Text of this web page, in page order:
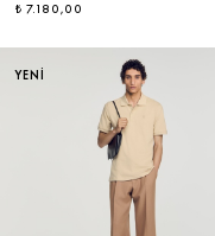
₺ 7.180,00
YENİ